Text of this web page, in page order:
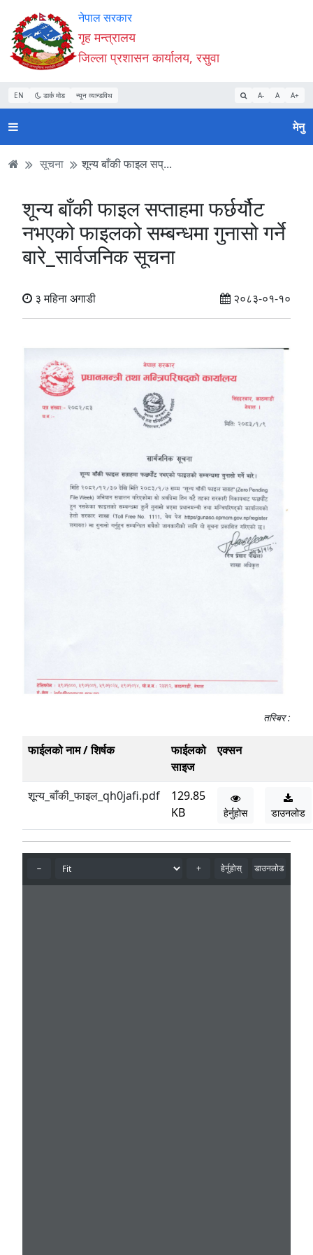
Accessibility
Mode
सुरु
गर्नुहोस्
सामाग्री
पढ्नुहाेस्
नेभिगेसन
पढ्नुहाेस्
वेबसाइट
खोजमा
जानुहोस्
नेपाल सरकार
गृह मन्त्रालय
जिल्ला प्रशासन कार्यालय, रसुवा
EN डार्क मोड न्यून व्यान्डविथ A- A A+
मेनु
सूचना शून्य बाँकी फाइल सप्...
शून्य बाँकी फाइल सप्ताहमा फर्छर्यौट
नभएको फाइलको सम्बन्धमा गुनासो गर्ने
बारे_सार्वजनिक सूचना
३ महिना अगाडी २०८३-०१-१०
तस्बिर :
फाईलको नाम / शिर्षक
फाईलको
साइज
एक्सन
शून्य_बाँकी_फाइल_qh0jafi.pdf
129.85
KB
हेर्नुहोस डाउनलोड